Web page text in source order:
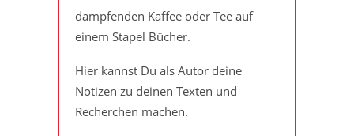
dampfenden Kaffee oder Tee auf
einem Stapel Bücher.
Hier kannst Du als Autor deine
Notizen zu deinen Texten und
Recherchen machen.